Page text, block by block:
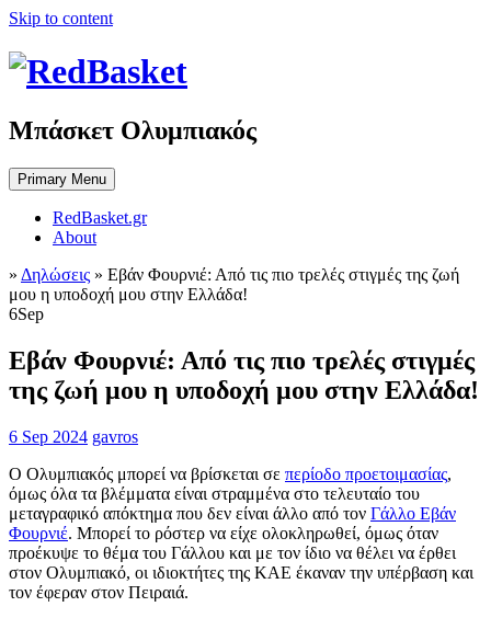
Skip to content
Μπάσκετ Ολυμπιακός
Primary Menu
RedBasket.gr
About
» Δηλώσεις » Εβάν Φουρνιέ: Από τις πιο τρελές στιγμές της ζωή
μου η υποδοχή μου στην Ελλάδα!
6Sep
Εβάν Φουρνιέ: Από τις πιο τρελές στιγμές
της ζωή μου η υποδοχή μου στην Ελλάδα!
6 Sep 2024 gavros
Ο Ολυμπιακός μπορεί να βρίσκεται σε περίοδο προετοιμασίας,
όμως όλα τα βλέμματα είναι στραμμένα στο τελευταίο του
μεταγραφικό απόκτημα που δεν είναι άλλο από τον Γάλλο Εβάν
Φουρνιέ. Μπορεί το ρόστερ να είχε ολοκληρωθεί, όμως όταν
προέκυψε το θέμα του Γάλλου και με τον ίδιο να θέλει να έρθει
στον Ολυμπιακό, οι ιδιοκτήτες της ΚΑΕ έκαναν την υπέρβαση και
τον έφεραν στον Πειραιά.